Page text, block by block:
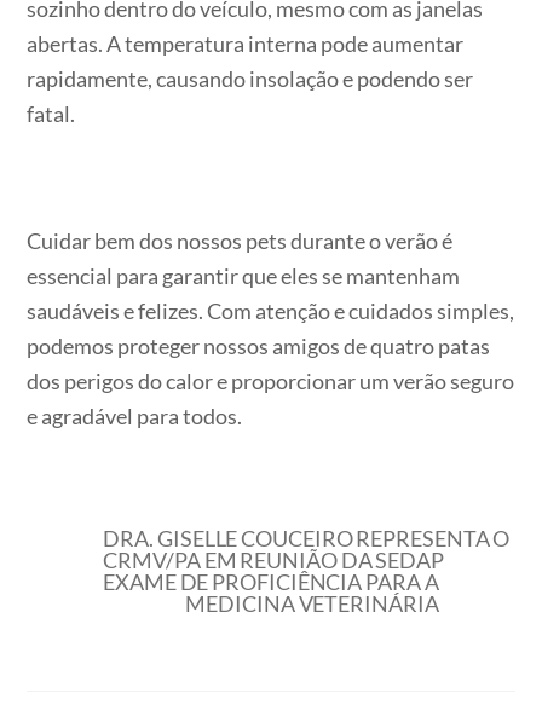
sozinho dentro do veículo, mesmo com as janelas
abertas. A temperatura interna pode aumentar
rapidamente, causando insolação e podendo ser
fatal.
Cuidar bem dos nossos pets durante o verão é
essencial para garantir que eles se mantenham
saudáveis e felizes. Com atenção e cuidados simples,
podemos proteger nossos amigos de quatro patas
dos perigos do calor e proporcionar um verão seguro
e agradável para todos.
DRA. GISELLE COUCEIRO REPRESENTA O
CRMV/PA EM REUNIÃO DA SEDAP
EXAME DE PROFICIÊNCIA PARA A
MEDICINA VETERINÁRIA